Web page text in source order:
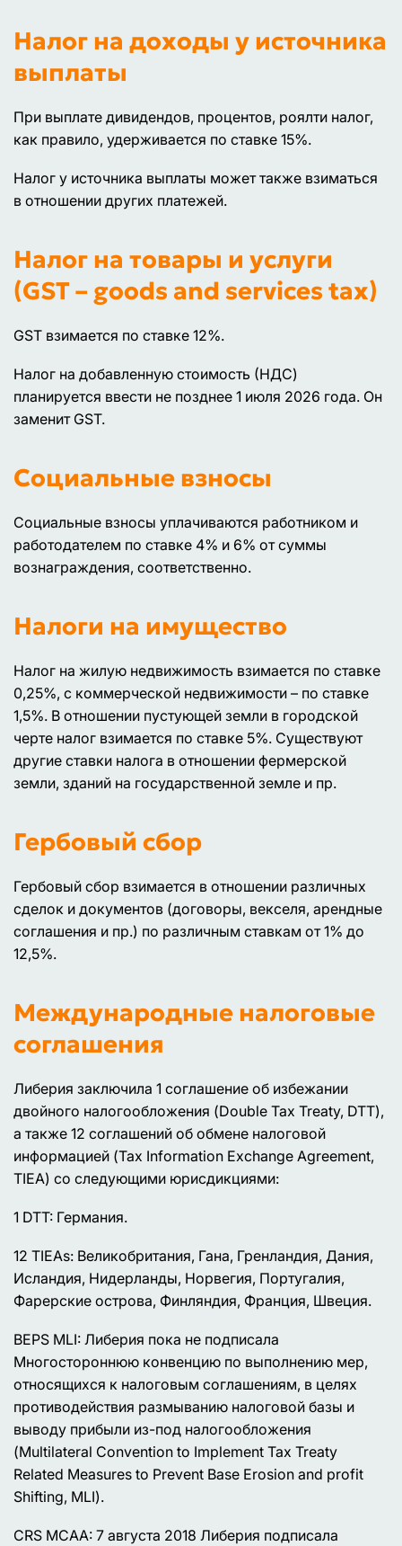
Налог на доходы у источника
выплаты
При выплате дивидендов, процентов, роялти налог,
как правило, удерживается по ставке 15%.
Налог у источника выплаты может также взиматься
в отношении других платежей.
Налог на товары и услуги
(GST – goods and services tax)
GST взимается по ставке 12%.
Налог на добавленную стоимость (НДС)
планируется ввести не позднее 1 июля 2026 года. Он
заменит GST.
Социальные взносы
Социальные взносы уплачиваются работником и
работодателем по ставке 4% и 6% от суммы
вознаграждения, соответственно.
Налоги на имущество
Налог на жилую недвижимость взимается по ставке
0,25%, с коммерческой недвижимости – по ставке
1,5%. В отношении пустующей земли в городской
черте налог взимается по ставке 5%. Существуют
другие ставки налога в отношении фермерской
земли, зданий на государственной земле и пр.
Гербовый сбор
Гербовый сбор взимается в отношении различных
сделок и документов (договоры, векселя, арендные
соглашения и пр.) по различным ставкам от 1% до
12,5%.
Международные налоговые
соглашения
Либерия заключила 1 соглашение об избежании
двойного налогообложения (Double Tax Treaty, DTT),
а также 12 соглашений об обмене налоговой
информацией (Tax Information Exchange Agreement,
TIEA) со следующими юрисдикциями:
1 DTT: Германия.
12 TIEAs: Великобритания, Гана, Гренландия, Дания,
Исландия, Нидерланды, Норвегия, Португалия,
Фарерские острова, Финляндия, Франция, Швеция.
BEPS MLI: Либерия пока не подписала
Многостороннюю конвенцию по выполнению мер,
относящихся к налоговым соглашениям, в целях
противодействия размыванию налоговой базы и
выводу прибыли из-под налогообложения
(Multilateral Convention to Implement Tax Treaty
Related Measures to Prevent Base Erosion and profit
Shifting, MLI).
CRS MCAA: 7 августа 2018 Либерия подписала